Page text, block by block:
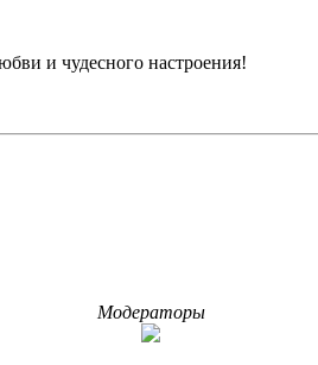
и чудесного настроения!
Модераторы